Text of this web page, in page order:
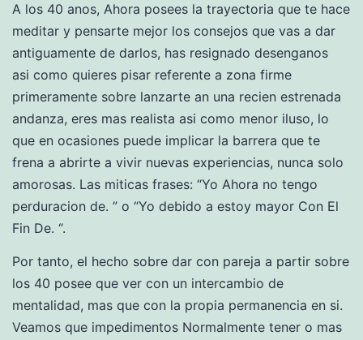
A los 40 anos, Ahora posees la trayectoria que te hace
meditar y pensarte mejor los consejos que vas a dar
antiguamente de darlos, has resignado desenganos
asi­ como quieres pisar referente a zona firme
primeramente sobre lanzarte an una recien estrenada
andanza, eres mas realista asi­ como menor iluso, lo
que en ocasiones puede implicar la barrera que te
frena a abrirte a vivir nuevas experiencias, nunca solo
amorosas. Las miticas frases: “Yo Ahora no tengo
perduracion de. ” o “Yo debido a estoy mayor Con El
Fin De. “.
Por tanto, el hecho sobre dar con pareja a partir sobre
los 40 posee que ver con un intercambio de
mentalidad, mas que con la propia permanencia en si.
Veamos que impedimentos Normalmente tener o mas